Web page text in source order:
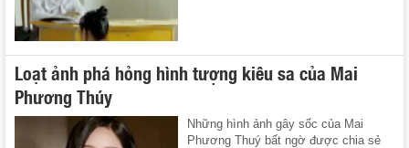
Loạt ảnh phá hỏng hình tượng kiêu sa của Mai
Phương Thúy
Những hình ảnh gây sốc của Mai
Phương Thuý bất ngờ được chia sẻ